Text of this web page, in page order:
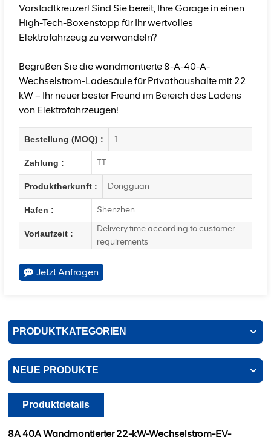
Vorstadtkreuzer! Sind Sie bereit, Ihre Garage in einen
High-Tech-Boxenstopp für Ihr wertvolles
Elektrofahrzeug zu verwandeln?
Begrüßen Sie die wandmontierte 8-A-40-A-
Wechselstrom-Ladesäule für Privathaushalte mit 22
kW – Ihr neuer bester Freund im Bereich des Ladens
von Elektrofahrzeugen!
Bestellung (MOQ) : 1
Zahlung : TT
Produktherkunft : Dongguan
Hafen : Shenzhen
Vorlaufzeit :
Delivery time according to customer
requirements
Jetzt Anfragen
PRODUKTKATEGORIEN
NEUE PRODUKTE
Produktdetails
8A 40A Wandmontierter 22-kW-Wechselstrom-EV-